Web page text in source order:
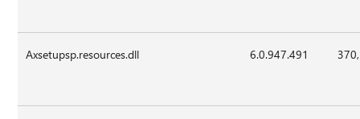
Axsetupsp.resources.dll 6.0.947.491